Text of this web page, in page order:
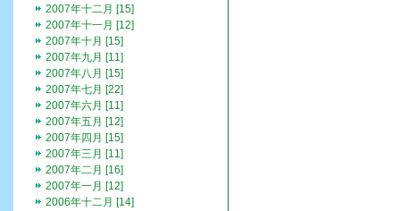
2007年十二月 [15]
2007年十一月 [12]
2007年十月 [15]
2007年九月 [11]
2007年八月 [15]
2007年七月 [22]
2007年六月 [11]
2007年五月 [12]
2007年四月 [15]
2007年三月 [11]
2007年二月 [16]
2007年一月 [12]
2006年十二月 [14]